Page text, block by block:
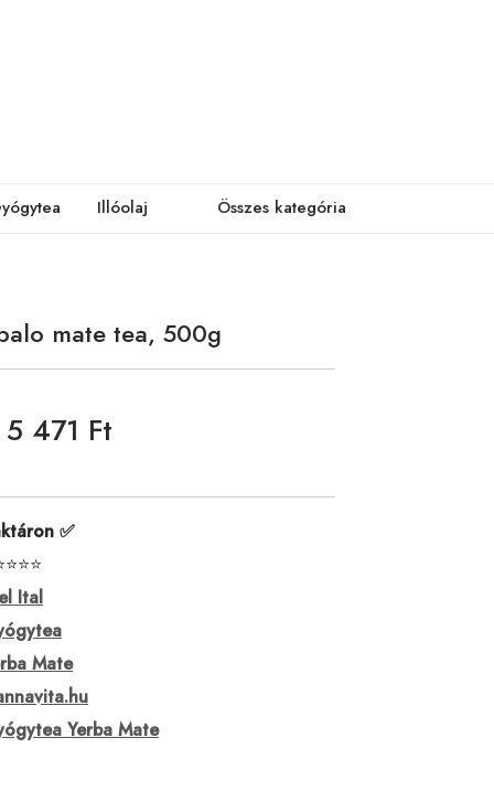
Illóolaj Összes kategória
mate tea, 500g
5 471 Ft
✅
Ital
Mate
Yerba Mate